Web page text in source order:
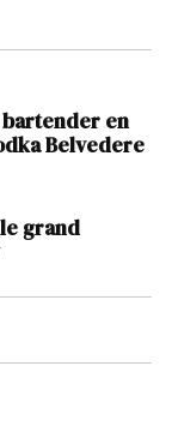
en
Belvedere
grand